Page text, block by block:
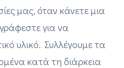
μας, όταν κάνετε μια
για να
υλικό. Συλλέγουμε τα
κατά τη διάρκεια